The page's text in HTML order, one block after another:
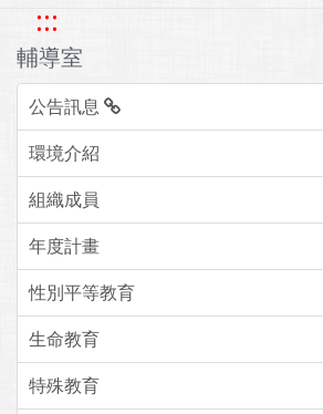
:::
輔導室
公告訊息
環境介紹
組織成員
年度計畫
性別平等教育
生命教育
特殊教育